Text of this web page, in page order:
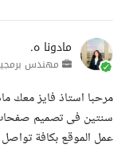
مادونا ه.
مهندس
مرحبا استاذ فايز معك
سنتين فى تصميم
عمل الموقع بكافة